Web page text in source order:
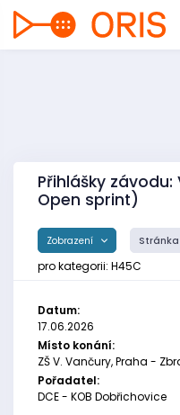
Přihlášky
Open sprint)
Zobrazení
pro kategorii: H45C
Datum:
17.06.2026
Místo konání:
ZŠ V. Vančury, Praha -
Pořadatel:
DCE - KOB Dobřichovice